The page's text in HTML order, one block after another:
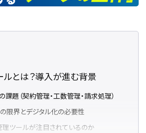
ルとは？導入が進む背景
題（契約管理・工数管理・請求処理）
限界とデジタル化の必要性
理ツールが注目されているのか